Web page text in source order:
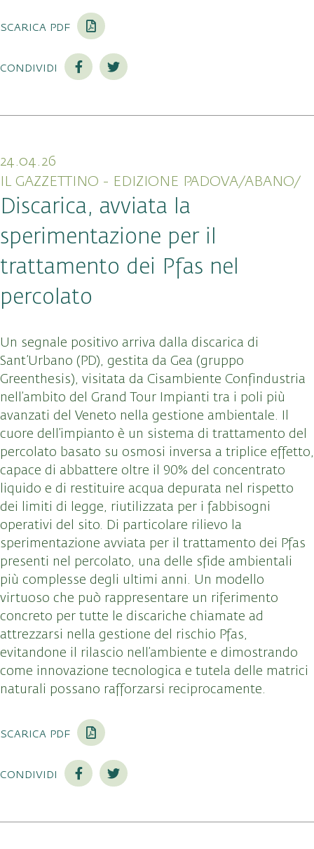
scarica pdf
condividi
24.04.26
IL GAZZETTINO - EDIZIONE PADOVA/ABANO/
Discarica, avviata la
sperimentazione per il
trattamento dei Pfas nel
percolato
Un segnale positivo arriva dalla discarica di
Sant’Urbano (PD), gestita da Gea (gruppo
Greenthesis), visitata da Cisambiente Confindustria
nell’ambito del Grand Tour Impianti tra i poli più
avanzati del Veneto nella gestione ambientale. Il
cuore dell’impianto è un sistema di trattamento del
percolato basato su osmosi inversa a triplice effetto,
capace di abbattere oltre il 90% del concentrato
liquido e di restituire acqua depurata nel rispetto
dei limiti di legge, riutilizzata per i fabbisogni
operativi del sito. Di particolare rilievo la
sperimentazione avviata per il trattamento dei Pfas
presenti nel percolato, una delle sfide ambientali
più complesse degli ultimi anni. Un modello
virtuoso che può rappresentare un riferimento
concreto per tutte le discariche chiamate ad
attrezzarsi nella gestione del rischio Pfas,
evitandone il rilascio nell’ambiente e dimostrando
come innovazione tecnologica e tutela delle matrici
naturali possano rafforzarsi reciprocamente.
scarica pdf
condividi